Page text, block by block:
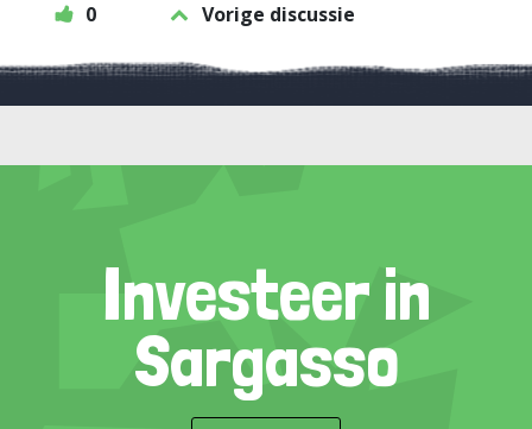
0 Vorige discussie
Investeer in
Sargasso